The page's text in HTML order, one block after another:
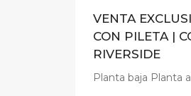
VENTA
CON PILETA |
RIVERSIDE
Planta baja Planta